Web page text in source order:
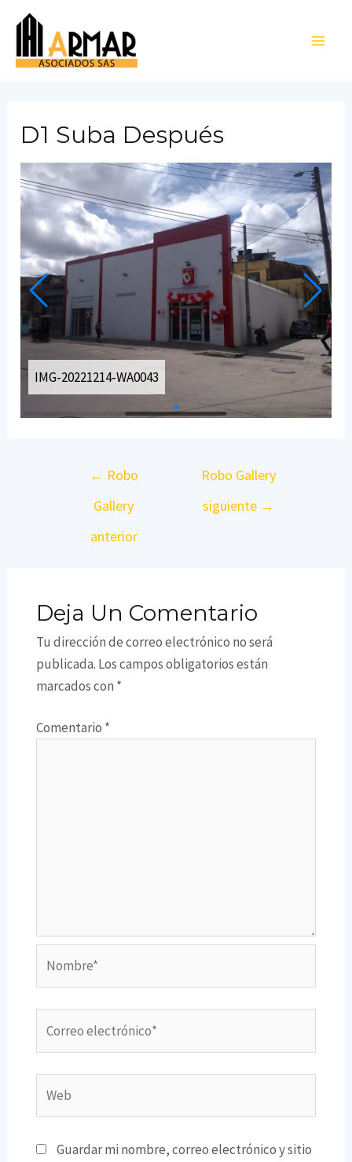
contenido
D1 Suba Después
IMG-20221214-WA0043
Navegación
entradas
← Robo
Gallery
anterior
Robo Gallery
siguiente →
Deja Un Comentario
Tu dirección de correo electrónico no será
publicada. Los campos obligatorios están
marcados con *
Comentario *
electrónico*
Guardar mi nombre, correo electrónico y sitio